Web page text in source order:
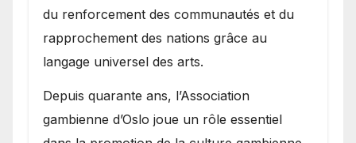
du renforcement des communautés et du
rapprochement des nations grâce au
langage universel des arts.
​Depuis quarante ans, l’Association
gambienne d’Oslo joue un rôle essentiel